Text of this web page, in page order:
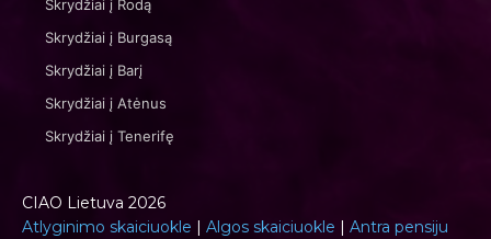
Skrydžiai į Rodą
Skrydžiai į Burgasą
Skrydžiai į Barį
Skrydžiai į Atėnus
Skrydžiai į Tenerifę
CIAO Lietuva 2026
Atlyginimo skaiciuokle | Algos skaiciuokle | Antra pensiju